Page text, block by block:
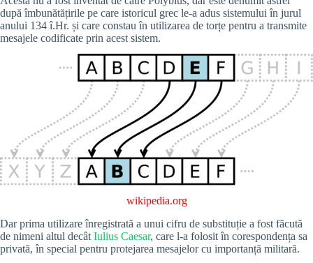
după îmbunătățirile pe care istoricul grec le-a adus sistemului în jurul
anului 134 î.Hr. și care constau în utilizarea de torțe pentru a transmite
mesajele codificate prin acest sistem.
wikipedia.org
Dar prima utilizare înregistrată a unui cifru de substituție a fost făcută
de nimeni altul decât Iulius Caesar, care l-a folosit în corespondența sa
privată, în special pentru protejarea mesajelor cu importanță militară.